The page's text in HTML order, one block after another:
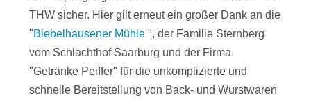
THW sicher. Hier gilt erneut ein großer Dank an die
"Biebelhausener Mühle ", der Familie Sternberg
vom Schlachthof Saarburg und der Firma
"Getränke Peiffer" für die unkomplizierte und
schnelle Bereitstellung von Back- und Wurstwaren